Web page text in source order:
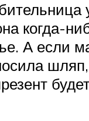
когда-
А если